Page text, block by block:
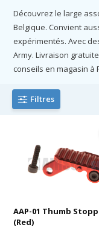
Découvrez le large
Belgique. Convient
expérimentés. Avec
Army. Livraison
conseils en magasin à
Filtres
AAP-01 Thumb
(Red)